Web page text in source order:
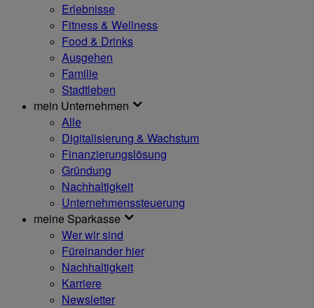
Erlebnisse
Fitness & Wellness
Food & Drinks
Ausgehen
Familie
Stadtleben
mein Unternehmen
Alle
Digitalisierung & Wachstum
Finanzierungslösung
Gründung
Nachhaltigkeit
Unternehmenssteuerung
meine Sparkasse
Wer wir sind
Füreinander hier
Nachhaltigkeit
Karriere
Newsletter